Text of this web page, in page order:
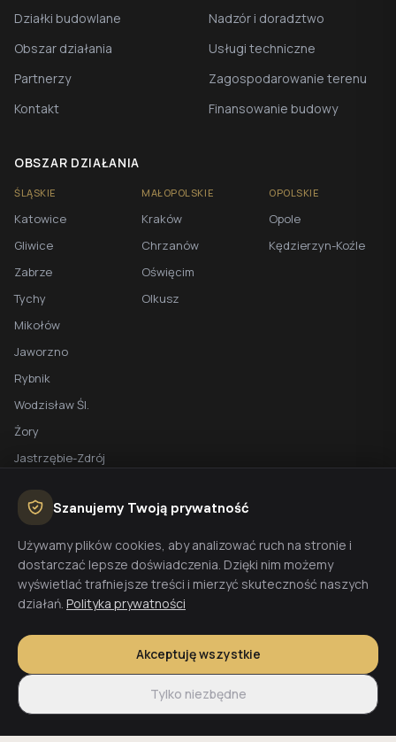
Działki budowlane
Obszar działania
Partnerzy
Kontakt
Nadzór i doradztwo
Usługi techniczne
Zagospodarowanie terenu
Finansowanie budowy
OBSZAR DZIAŁANIA
ŚLĄSKIE
Katowice
Gliwice
Zabrze
Tychy
Mikołów
Jaworzno
Rybnik
Wodzisław Śl.
Żory
Jastrzębie-Zdrój
MAŁOPOLSKIE
Kraków
Chrzanów
Oświęcim
Olkusz
OPOLSKIE
Opole
Kędzierzyn-Koźle
BEZPŁATNA WYCENA
Planujesz budowę domu? Skontaktuj się z nami - przygotujemy
wycenę w 48h.
Wyceń budowę
© 2026 CoreLTB Builders sp. z o.o. Wszelkie prawa zastrzeżone.
Szanujemy Twoją prywatność
Używamy plików cookies, aby analizować ruch na stronie i
dostarczać lepsze doświadczenia. Dzięki nim możemy
wyświetlać trafniejsze treści i mierzyć skuteczność naszych
działań. Polityka prywatności
Akceptuję wszystkie
Tylko niezbędne